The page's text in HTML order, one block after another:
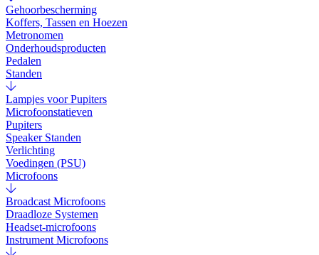
Gehoorbescherming
Koffers, Tassen en Hoezen
Metronomen
Onderhoudsproducten
Pedalen
Standen
Lampjes voor Pupiters
Microfoonstatieven
Pupiters
Speaker Standen
Verlichting
Voedingen (PSU)
Microfoons
Broadcast Microfoons
Draadloze Systemen
Headset-microfoons
Instrument Microfoons